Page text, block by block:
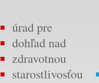
úrad pre
dohľad nad
zdravotnou
starostlivosťou